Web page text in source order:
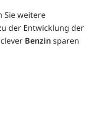
Sie weitere
der Entwicklung der
Benzin sparen